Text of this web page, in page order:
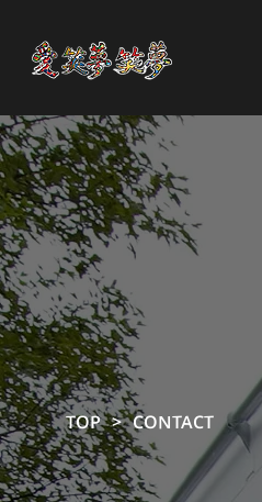
TOP > CONTACT